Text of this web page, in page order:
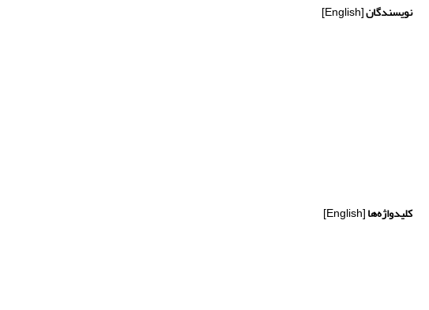
نویسندگان[English]
کلیدواژه‌ها[English]